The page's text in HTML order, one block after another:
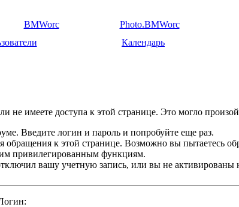
BMWorc Photo.BMWorc
Календарь
не имеете доступа к этой странице. Это могло
Введите логин и пароль и попробуйте еще раз.
обращения к этой странице. Возможно вы пытаетесь
привилегированным функциям.
вашу учетную запись, или вы не активированы